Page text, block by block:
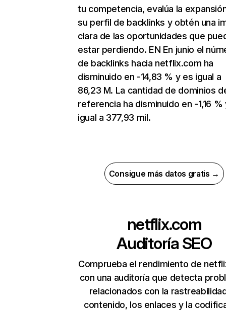
tu competencia, evalúa la
su perfil de backlinks y obtén una
clara de las oportunidades que
estar perdiendo. EN En junio el
de backlinks hacia netflix.com ha
disminuido en -14,83 % y es igual a
86,23 M. La cantidad de dominios
referencia ha disminuido en -1,16 %
igual a 377,93 mil.
Consigue más datos gratis →
netflix.com
Auditoría SEO
Comprueba el rendimiento de
con una auditoría que detecta
relacionados con la
contenido, los enlaces y la